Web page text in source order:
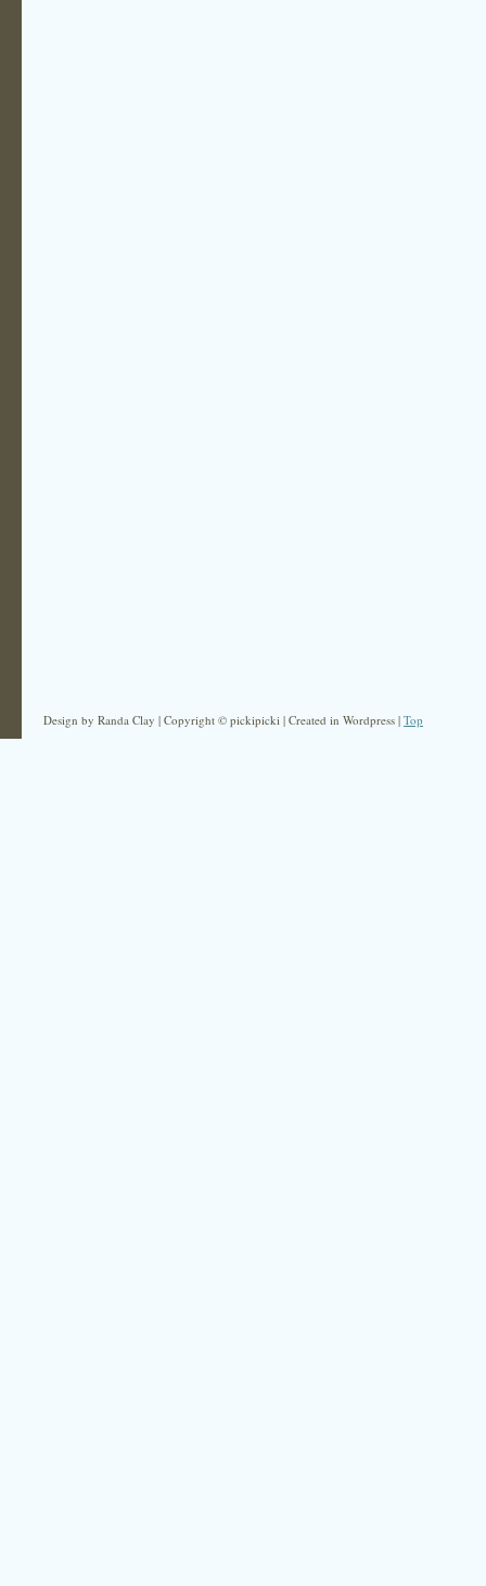
Design by Randa Clay | Copyright © pickipicki | Created in Wordpress | Top